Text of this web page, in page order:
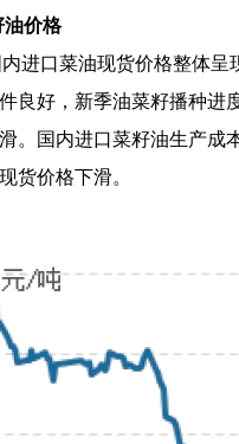
油价格
内进口菜油现货价格整体
良好，新季油菜籽播种进
。国内进口菜籽油生产成
货价格下滑。